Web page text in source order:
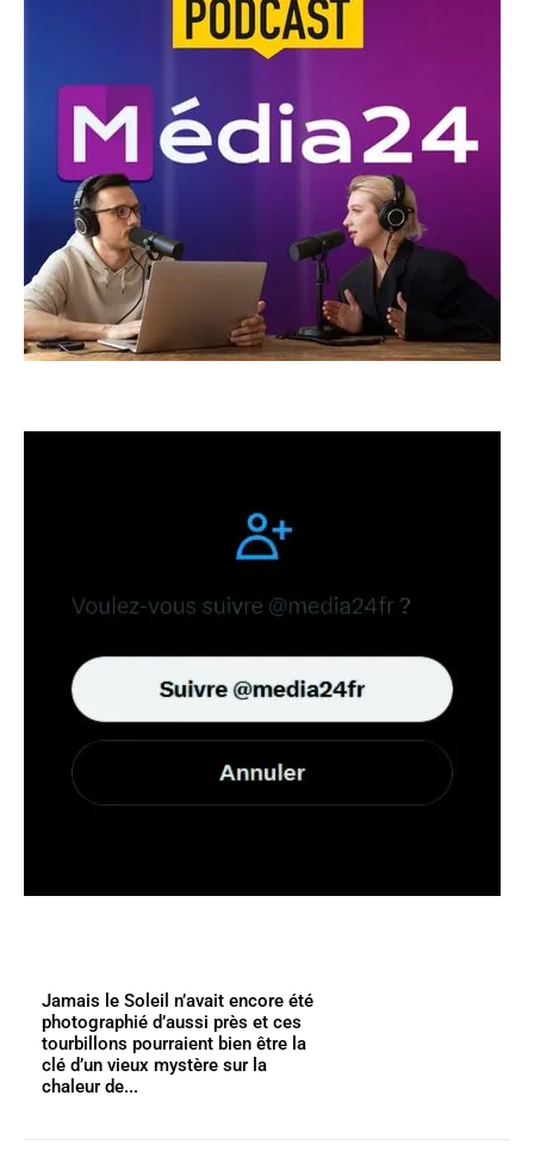
Jamais le Soleil n’avait encore été
photographié d’aussi près et ces
tourbillons pourraient bien être la
clé d’un vieux mystère sur la
chaleur de...